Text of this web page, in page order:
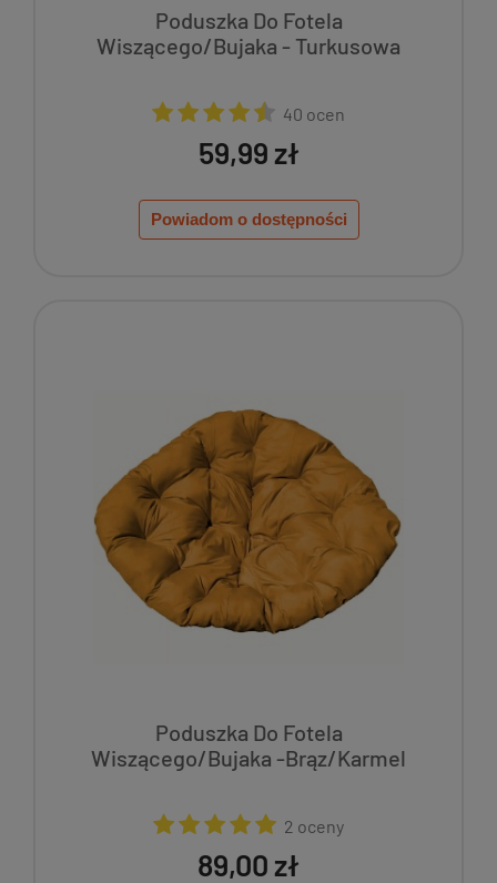
Poduszka Do Fotela
Wiszącego/Bujaka - Turkusowa
40 ocen
59,99 zł
Powiadom o dostępności
Poduszka Do Fotela
Wiszącego/Bujaka -Brąz/Karmel
2 oceny
89,00 zł